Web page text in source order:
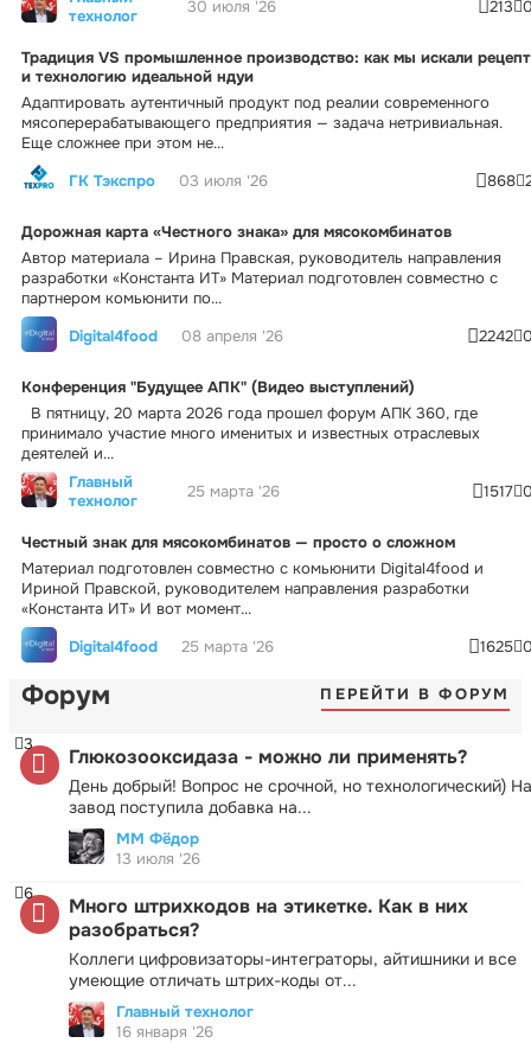
технолог
30 июля '26 213
Традиция VS промышленное производство: как мы искали рецепт
и технологию идеальной ндуи
Адаптировать аутентичный продукт под реалии современного
мясоперерабатывающего предприятия — задача нетривиальная.
Еще сложнее при этом не...
ГК Тэкспро
03 июля '26 868
Дорожная карта «Честного знака» для мясокомбинатов
Автор материала – Ирина Правская, руководитель направления
разработки «Константа ИТ» Материал подготовлен совместно с
партнером комьюнити по...
Digital4food
08 апреля '26 2242
Конференция "Будущее АПК" (Видео выступлений)
В пятницу, 20 марта 2026 года прошел форум АПК 360, где
принимало участие много именитых и известных отраслевых
деятелей и...
Главный
технолог
25 марта '26 1517
Честный знак для мясокомбинатов — просто о сложном
Материал подготовлен совместно с комьюнити Digital4food и
Ириной Правской, руководителем направления разработки
«Константа ИТ» И вот момент...
Digital4food
25 марта '26 1625
Форум ПЕРЕЙТИ В ФОРУМ
Глюкозооксидаза - можно ли применять?
День добрый! Вопрос не срочной, но технологический) На
завод поступила добавка на...
3
ММ Фёдор
13 июля '26
Много штрихкодов на этикетке. Как в них
разобраться?
Коллеги цифровизаторы-интеграторы, айтишники и все
умеющие отличать штрих-коды от...
6
Главный технолог
16 января '26